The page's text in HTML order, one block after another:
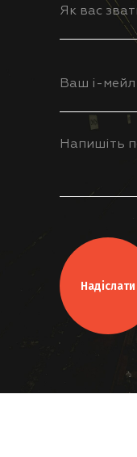
Надіслати